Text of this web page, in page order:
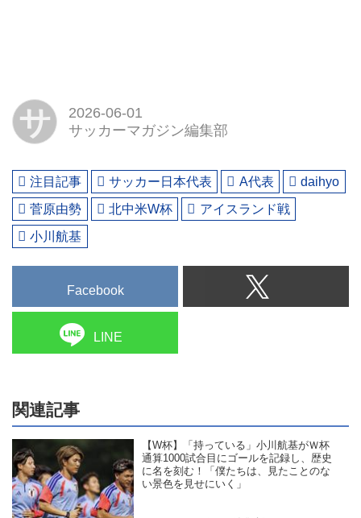
サ
2026-06-01
サッカーマガジン編集部
注目記事 サッカー日本代表 A代表
daihyo
菅原由勢
北中米W杯
アイスランド戦
小川航基
Facebook
LINE
関連記事
【W杯】「持っている」小川航基がＷ杯
通算1000試合目にゴールを記録し、歴史
に名を刻む！「僕たちは、見たことのな
い景色を見せにいく」